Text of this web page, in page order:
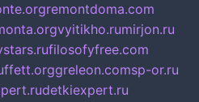
remontdoma.com
vyitikho.rumirjon.ru
filosofyfree.com
greleon.comsp-or.ru
detkiexpert.ru